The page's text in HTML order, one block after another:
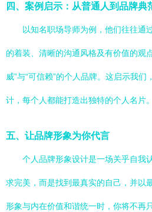
四、案例启示：从普通人到品牌典
以知名职场导师为例，他们往往
的着装、清晰的沟通风格及有价值的
威”与“可信赖”的个人品牌。这启示我
计，每个人都能打造出独特的个人名片。
五、让品牌形象为你代言
个人品牌形象设计是一场关乎自我
求完美，而是找到最真实的自己，并以
形象与内在价值和谐统一时，你将不再